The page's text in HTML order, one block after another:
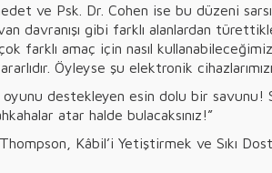
ve Psk. Dr. Cohen ise bu düzeni
davranışı gibi farklı alanlardan
farklı amaç için nasıl
Öyleyse şu elektronik
oyunu destekleyen esin dolu bir savunu!
atar halde bulacaksınız!”
Kâbil’i Yetiştirmek ve Sıkı